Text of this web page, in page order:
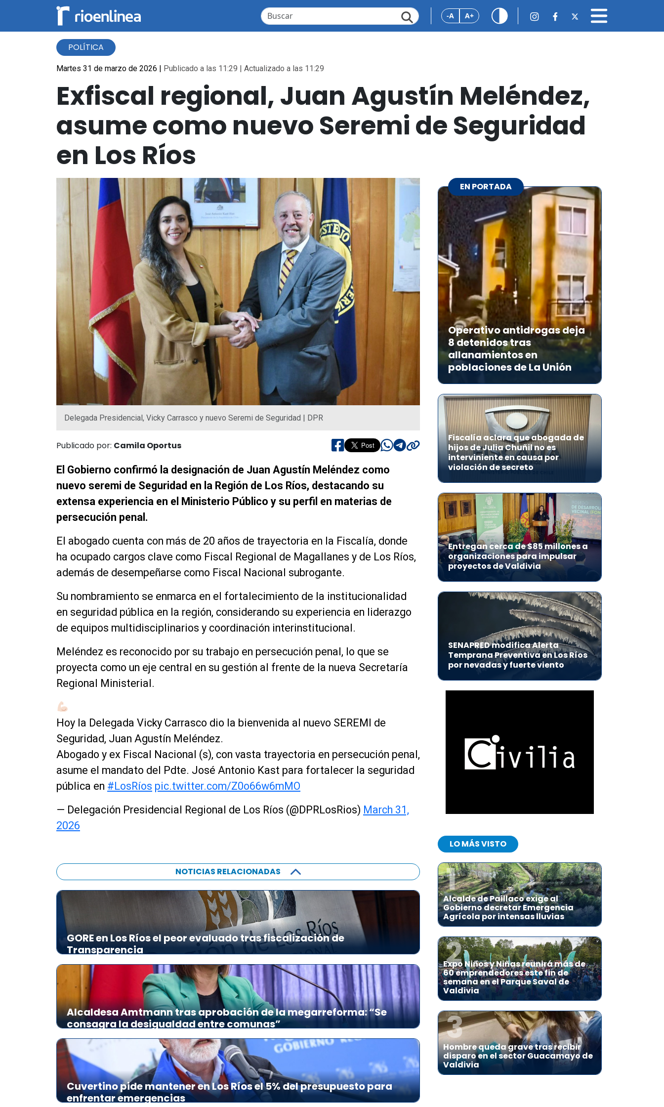
-A A+
POLÍTICA
Martes 31 de marzo de 2026 | Publicado a las 11:29 | Actualizado a las 11:29
Exfiscal regional, Juan Agustín Meléndez,
asume como nuevo Seremi de Seguridad
en Los Ríos
Delegada Presidencial, Vicky Carrasco y nuevo Seremi de Seguridad | DPR
Publicado por: Camila Oportus
El Gobierno confirmó la designación de Juan Agustín Meléndez como
nuevo seremi de Seguridad en la Región de Los Ríos, destacando su
extensa experiencia en el Ministerio Público y su perfil en materias de
persecución penal.
El abogado cuenta con más de 20 años de trayectoria en la Fiscalía, donde
ha ocupado cargos clave como Fiscal Regional de Magallanes y de Los Ríos,
además de desempeñarse como Fiscal Nacional subrogante.
Su nombramiento se enmarca en el fortalecimiento de la institucionalidad
en seguridad pública en la región, considerando su experiencia en liderazgo
de equipos multidisciplinarios y coordinación interinstitucional.
Meléndez es reconocido por su trabajo en persecución penal, lo que se
proyecta como un eje central en su gestión al frente de la nueva Secretaría
Regional Ministerial.
​Hoy la Delegada Vicky Carrasco dio la bienvenida al nuevo SEREMI de
Seguridad, Juan Agustín Meléndez.
​Abogado y ex Fiscal Nacional (s), con vasta trayectoria en persecución penal,
asume el mandato del Pdte. José Antonio Kast para fortalecer la seguridad
pública en #LosRíos pic.twitter.com/Z0o66w6mMO
— Delegación Presidencial Regional de Los Ríos (@DPRLosRios) March 31,
2026
NOTICIAS RELACIONADAS
GORE en Los Ríos el peor evaluado tras fiscalización de
Transparencia
Alcaldesa Amtmann tras aprobación de la megarreforma: “Se
consagra la desigualdad entre comunas”
Cuvertino pide mantener en Los Ríos el 5% del presupuesto para
enfrentar emergencias
EN PORTADA
Operativo antidrogas deja
8 detenidos tras
allanamientos en
poblaciones de La Unión
Fiscalía aclara que abogada de
hijos de Julia Chuñil no es
interviniente en causa por
violación de secreto
Entregan cerca de $85 millones a
organizaciones para impulsar
proyectos de Valdivia
SENAPRED modifica Alerta
Temprana Preventiva en Los Ríos
por nevadas y fuerte viento
LO MÁS VISTO
1
Alcalde de Paillaco exige al
Gobierno decretar Emergencia
Agrícola por intensas lluvias
2
Expo Niños y Niñas reunirá más de
60 emprendedores este fin de
semana en el Parque Saval de
Valdivia
3
Hombre queda grave tras recibir
disparo en el sector Guacamayo de
Valdivia